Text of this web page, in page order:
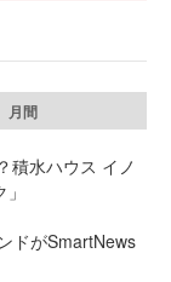
月間
積水ハウス イノ
ドがSmartNews